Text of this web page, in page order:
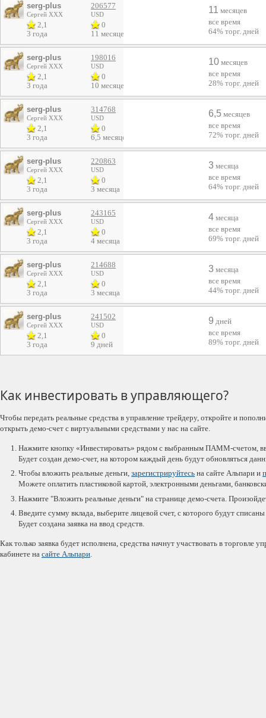
serg-plus
Сергей ХХХ
2,1
3 года
206577
USD
0
11 месяцев
11 месяцев
все время
64% торг. дней
serg-plus
Сергей ХХХ
2,1
3 года
198016
USD
0
10 месяцев
10 месяцев
все время
28% торг. дней
serg-plus
Сергей ХХХ
2,1
3 года
314768
USD
0
6,5 месяцев
6,5 месяцев
все время
72% торг. дней
serg-plus
Сергей ХХХ
2,1
3 года
220863
USD
0
3 месяца
3 месяца
все время
64% торг. дней
serg-plus
Сергей ХХХ
2,1
3 года
243165
USD
0
4 месяца
4 месяца
все время
69% торг. дней
serg-plus
Сергей ХХХ
2,1
3 года
214688
USD
0
3 месяца
3 месяца
все время
44% торг. дней
serg-plus
Сергей ХХХ
2,1
3 года
241502
USD
0
9 дней
9 дней
все время
89% торг. дней
Как инвестировать в управляющего?
Чтобы передать реальные средства в управление трейдеру, откройте и
открыть демо-счет с виртуальными средствами у нас на сайте.
Нажмите кнопку «Инвестировать» рядом с выбранным ПАММ-счетом,
Будет создан демо-счет, на котором каждый день будут обновляться
Чтобы вложить реальные деньги,зарегистрируйтесь на сайте Альпари и
Можете оплатить пластиковой картой, электронными деньгами,
Нажмите "Вложить реальные деньги" на странице демо-счета.
Введите сумму вклада, выберите лицевой счет, с которого будут
Будет создана заявка на ввод средств.
Как только заявка будет исполнена, средства начнут участвовать в
кабинете на сайте Альпари.